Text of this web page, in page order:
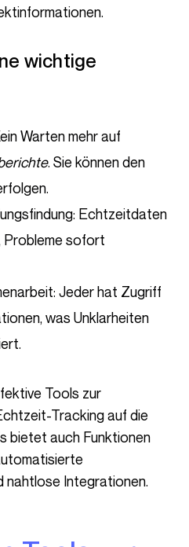
Warten mehr auf
. Sie können den
Echtzeitdaten
Probleme sofort
Jeder hat Zugriff
was Unklarheiten
Tracking auf die
bietet auch Funktionen
nahtlose Integrationen.